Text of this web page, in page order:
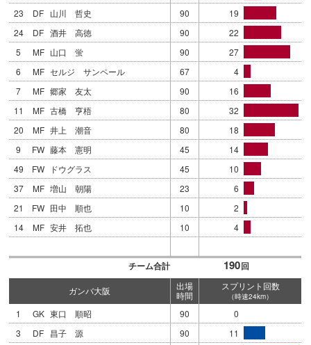
23
DF 山川 哲史 90
19
24
DF 酒井 高徳 90
22
5
MF 山口 蛍 90
27
6
MF セルジ サンペール 67
4
7
MF 郷家 友太 90
16
11
MF 古橋 亨梧 80
32
20
MF 井上 潮音 80
18
9
FW 藤本 憲明 45
14
49
FW ドウグラス 45
10
37
MF 増山 朝陽 23
6
21
FW 田中 順也 10
2
14
MF 安井 拓也 10 4
チーム合計 190回
ガンバ大阪
出場
時間
スプリント回数
（時速24km）
1 GK 東口 順昭 90
0
3
DF 昌子 源 90
11